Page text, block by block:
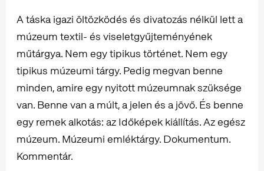
A táska igazi öltözködés és divatozás nélkül lett a
múzeum textil- és viseletgyűjteményének
műtárgya. Nem egy tipikus történet. Nem egy
tipikus múzeumi tárgy. Pedig megvan benne
minden, amire egy nyitott múzeumnak szüksége
van. Benne van a múlt, a jelen és a jövő. És benne
egy remek alkotás: az Időképek kiállítás. Az egész
múzeum. Múzeumi emléktárgy. Dokumentum.
Kommentár.